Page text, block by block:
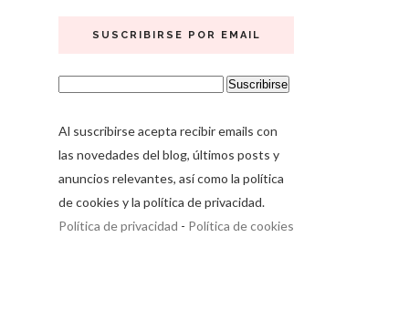
SUSCRIBIRSE POR EMAIL
Al suscribirse acepta recibir emails con
las novedades del blog, últimos posts y
anuncios relevantes, así como la política
de cookies y la política de privacidad.
Política de privacidad - Política de cookies